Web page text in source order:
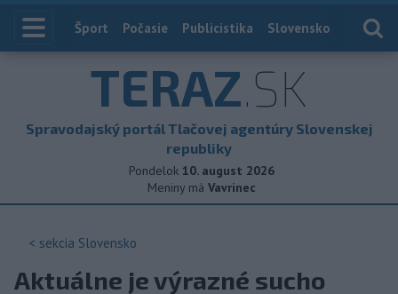
Index
Šport Počasie Publicistika Slovensko
TERAZ.SK
Spravodajský portál Tlačovej agentúry Slovenskej
republiky
Pondelok 10. august 2026
Meniny má Vavrinec
< sekcia Slovensko
Aktuálne je výrazné sucho